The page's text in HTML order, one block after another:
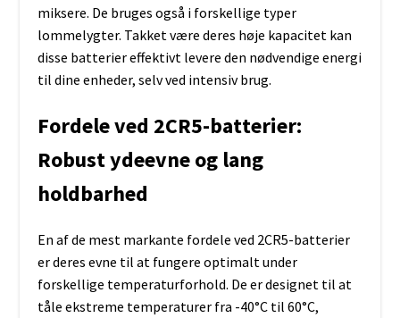
miksere. De bruges også i forskellige typer
lommelygter. Takket være deres høje kapacitet kan
disse batterier effektivt levere den nødvendige energi
til dine enheder, selv ved intensiv brug.
Fordele ved 2CR5-batterier:
Robust ydeevne og lang
holdbarhed
En af de mest markante fordele ved 2CR5-batterier
er deres evne til at fungere optimalt under
forskellige temperaturforhold. De er designet til at
tåle ekstreme temperaturer fra -40°C til 60°C,